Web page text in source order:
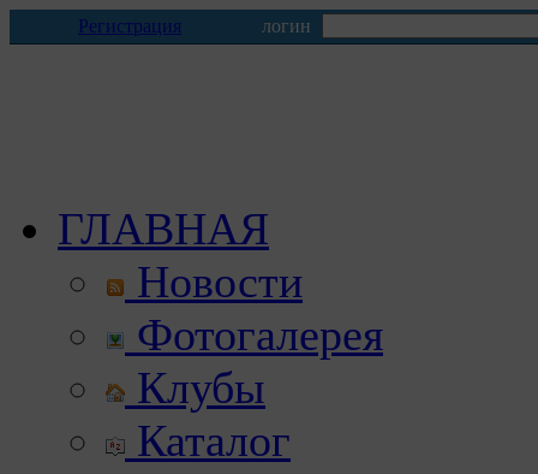
Регистрация логин
ГЛАВНАЯ
Новости
Фотогалерея
Клубы
Каталог